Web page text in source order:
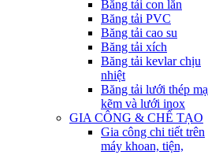
Băng tải con lăn
Băng tải PVC
Băng tải cao su
Băng tải xích
Băng tải kevlar chịu
nhiệt
Băng tải lưới thép mạ
kẽm và lưới inox
GIA CÔNG & CHẾ TẠO
Gia công chi tiết trên
máy khoan, tiện,